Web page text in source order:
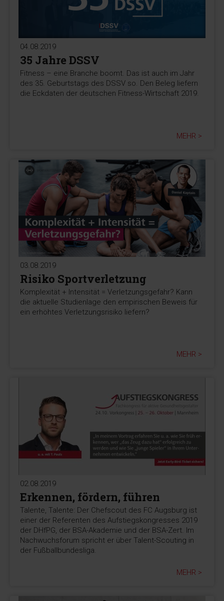
04.08.2019
35 Jahre DSSV
Fitness – eine Branche boomt. Das ist auch im Jahr
des 35. Geburtstags des DSSV so. Den Beleg liefern
die Eckdaten der deutschen Fitness-Wirtschaft 2019.
MEHR >
03.08.2019
Risiko Sportverletzung
Komplexität + Intensität = Verletzungsgefahr? Kann
die aktuelle Studienlage den empirischen Beweis für
ein erhöhtes Verletzungsrisiko liefern?
MEHR >
02.08.2019
Erkennen, fördern, führen
Talente, Talente: Der Chefscout des FC Augsburg ist
einer der Referenten des Aufstiegskongresses 2019
der DHfPG, der BSA-Akademie und der BSA-Zert. Im
Nachwuchsforum spricht er über Talent-Scouting in
der Fußballbundesliga.
MEHR >